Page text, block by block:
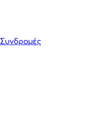
Συνδρομές